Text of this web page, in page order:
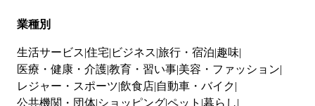
業種別
生活サービス 住宅 ビジネス 旅行・宿泊 趣味
医療・健康・介護教育・習い事 美容・ファッション
レジャー・スポーツ 飲食店 自動車・バイク
公共機関・団体 ショッピングペット 暮らし